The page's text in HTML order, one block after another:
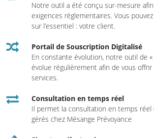
Notre outil a été conçu sur-mesure
exigences réglementaires. Vous
sur l’essentiel : votre client.
Portail de Souscription Digitalisé
En constante évolution, notre outil de
évolue régulièrement afin de vous offrir
services.
Consultation en temps réel
Il permet la consultation en temps réel
gérés chez Mésange Prévoyance